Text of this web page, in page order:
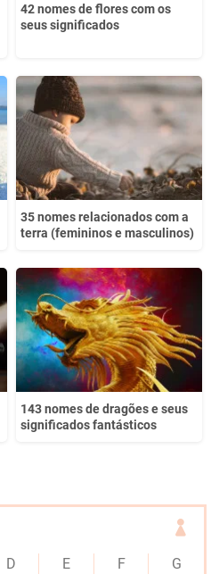
42 nomes de flores com os
seus significados
35 nomes relacionados com a
terra (femininos e masculinos)
143 nomes de dragões e seus
significados fantásticos
D E F
G